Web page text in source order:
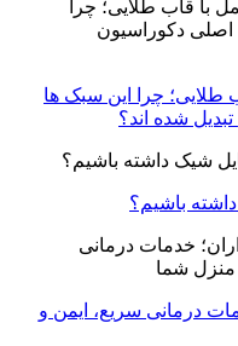
طلایی؛ چرا این سبک ها
شده اند؟
باشیم؟
درمانی سریع، ایمن و